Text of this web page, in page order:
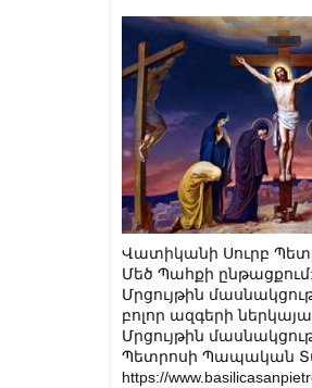
Վատիկանի Սուրբ
Մեծ Պահքի ընթացքում:
Մրցույթին
բոլոր ազգերի
Մրցույթին
Պետրոսի Պապական
https://